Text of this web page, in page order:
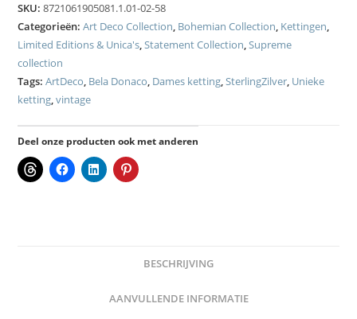
SKU:8721061905081.1.01-02-58
Categorieën:Art Deco Collection, Bohemian Collection, Kettingen,
Limited Editions & Unica's,Statement Collection,Supreme
collection
Tags:ArtDeco, Bela Donaco, Dames ketting,SterlingZilver, Unieke
ketting,vintage
Deel onze producten ook met anderen
BESCHRIJVING
AANVULLENDE INFORMATIE